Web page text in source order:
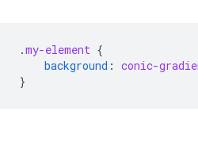
.my-element {
background : conic-
}